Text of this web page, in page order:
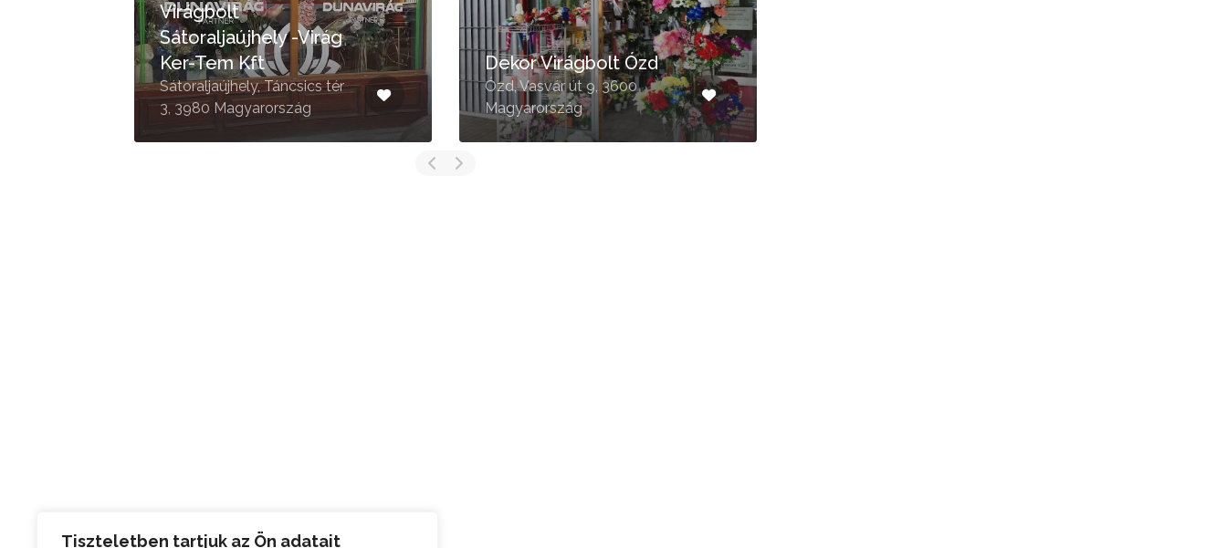
Tiszteletben tartjuk az Ön adatait
Virágbolt
Sátoraljaújhely -Virág
Ker-Tem Kft
Sátoraljaújhely, Táncsics tér
3, 3980 Magyarország
Dekor Virágbolt Ózd
Ózd, Vasvár út 9, 3600
Magyarország